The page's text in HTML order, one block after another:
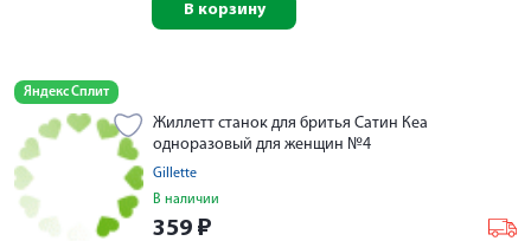
В корзину
Яндекс Сплит
Жиллетт станок для бритья Сатин Кеа
одноразовый для женщин №4
Gillette
В наличии
359 ₽